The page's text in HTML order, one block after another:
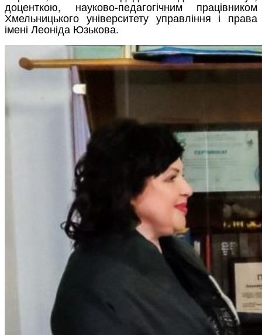
доценткою, науково-педагогічним працівником
Хмельницького університету управління і права
імені Леоніда Юзькова.